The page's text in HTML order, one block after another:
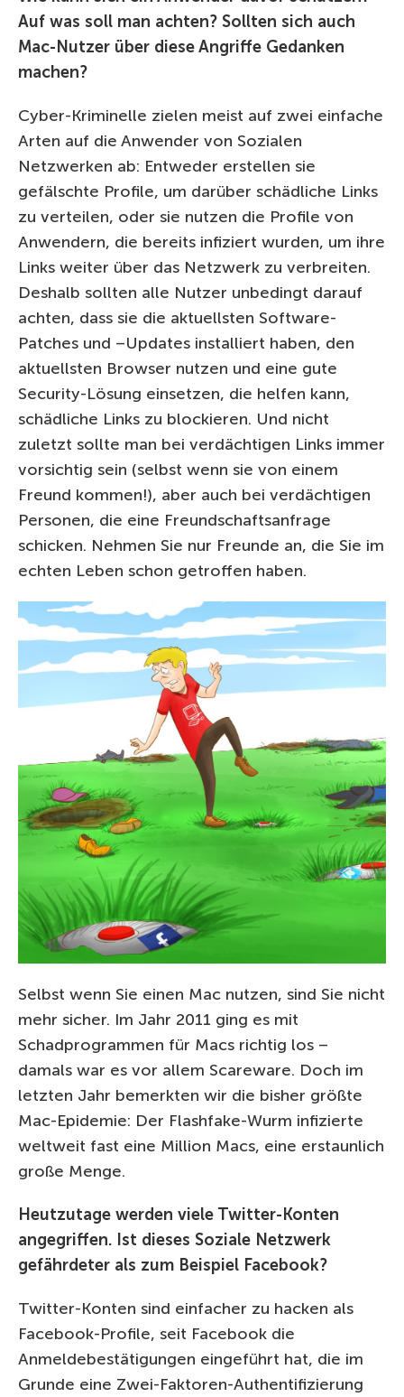
Auf was soll man achten? Sollten sich auch
Mac-Nutzer über diese Angriffe Gedanken
machen?
Cyber-Kriminelle zielen meist auf zwei einfache
Arten auf die Anwender von Sozialen
Netzwerken ab: Entweder erstellen sie
gefälschte Profile, um darüber schädliche Links
zu verteilen, oder sie nutzen die Profile von
Anwendern, die bereits infiziert wurden, um ihre
Links weiter über das Netzwerk zu verbreiten.
Deshalb sollten alle Nutzer unbedingt darauf
achten, dass sie die aktuellsten Software-
Patches und –Updates installiert haben, den
aktuellsten Browser nutzen und eine gute
Security-Lösung einsetzen, die helfen kann,
schädliche Links zu blockieren. Und nicht
zuletzt sollte man bei verdächtigen Links immer
vorsichtig sein (selbst wenn sie von einem
Freund kommen!), aber auch bei verdächtigen
Personen, die eine Freundschaftsanfrage
schicken. Nehmen Sie nur Freunde an, die Sie im
echten Leben schon getroffen haben.
Selbst wenn Sie einen Mac nutzen, sind Sie nicht
mehr sicher. Im Jahr 2011 ging es mit
Schadprogrammen für Macs richtig los –
damals war es vor allem Scareware. Doch im
letzten Jahr bemerkten wir die bisher größte
Mac-Epidemie: Der Flashfake-Wurm infizierte
weltweit fast eine Million Macs, eine erstaunlich
große Menge.
Heutzutage werden viele Twitter-Konten
angegriffen. Ist dieses Soziale Netzwerk
gefährdeter als zum Beispiel Facebook?
Twitter-Konten sind einfacher zu hacken als
Facebook-Profile, seit Facebook die
Anmeldebestätigungen eingeführt hat, die im
Grunde eine Zwei-Faktoren-Authentifizierung